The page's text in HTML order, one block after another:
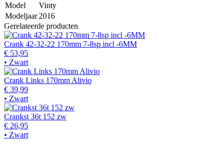
Model
Vinty
Modeljaar 2016
Gerelateerde producten
Crank 42-32-22 170mm 7-8sp incl -6MM
€ 53,95
• Zwart
Crank Links 170mm Alivio
€ 39,99
• Zwart
Crankst 36t 152 zw
€ 26,95
• Zwart